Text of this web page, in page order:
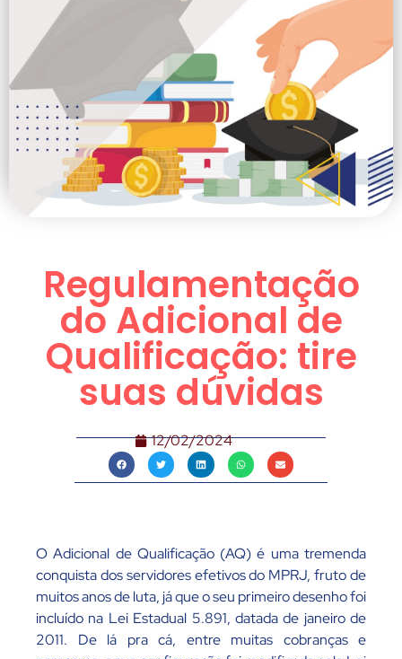
Regulamentação
do Adicional de
Qualificação: tire
suas dúvidas
12/02/2024
O Adicional de Qualificação (AQ) é uma tremenda
conquista dos servidores efetivos do MPRJ, fruto de
muitos anos de luta, já que o seu primeiro desenho foi
incluído na Lei Estadual 5.891, datada de janeiro de
2011. De lá pra cá, entre muitas cobranças e